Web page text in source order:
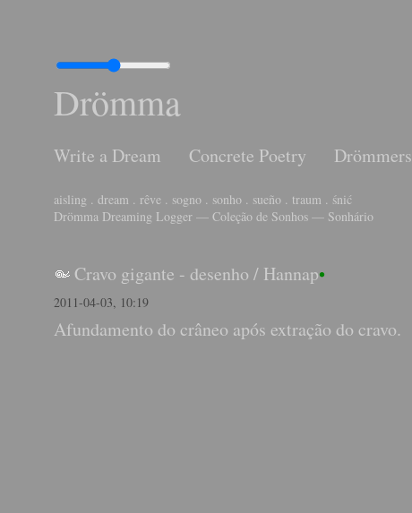
Drömma
Write a Dream Concrete Poetry Drömmers
aisling . dream . rêve . sogno . sonho . sueño . traum . śnić
Drömma Dreaming Logger — Coleção de Sonhos — Sonhário
Cravo gigante - desenho / Hannap•
2011-04-03, 10:19
Afundamento do crâneo após extração do cravo.